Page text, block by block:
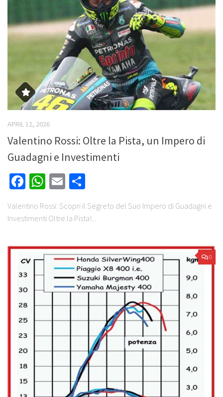
APRIL 12, 2026
Valentino Rossi: Oltre la Pista, un Impero di
Guadagni e Investimenti
Facebook
WhatsApp
Email
Valentino Rossi: Scopri il Segreto del Suo Impero di Guadagni e
Investimenti Oltre la Pista!...
0